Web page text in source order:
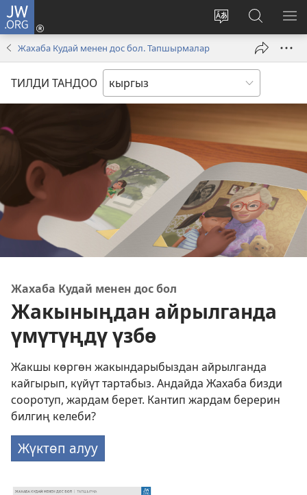
JW.ORG
Башка
тандоо
Кирүү
(жаңы
ачат)
JW.ORG
сайтынан
издөө
Жахаба Кудай менен дос бол. Тапшырмалар
ТИЛДИ ТАНДОО
Жахаба Кудай менен дос бол
Жакыныңдан айрылганда
үмүтүңдү үзбө
Жакшы көргөн жакындарыбыздан айрылганда
кайгырып, күйүт тартабыз. Андайда Жахаба бизди
сооротуп, жардам берет. Кантип жардам берерин
билгиң келеби?
Жүктөп алуу